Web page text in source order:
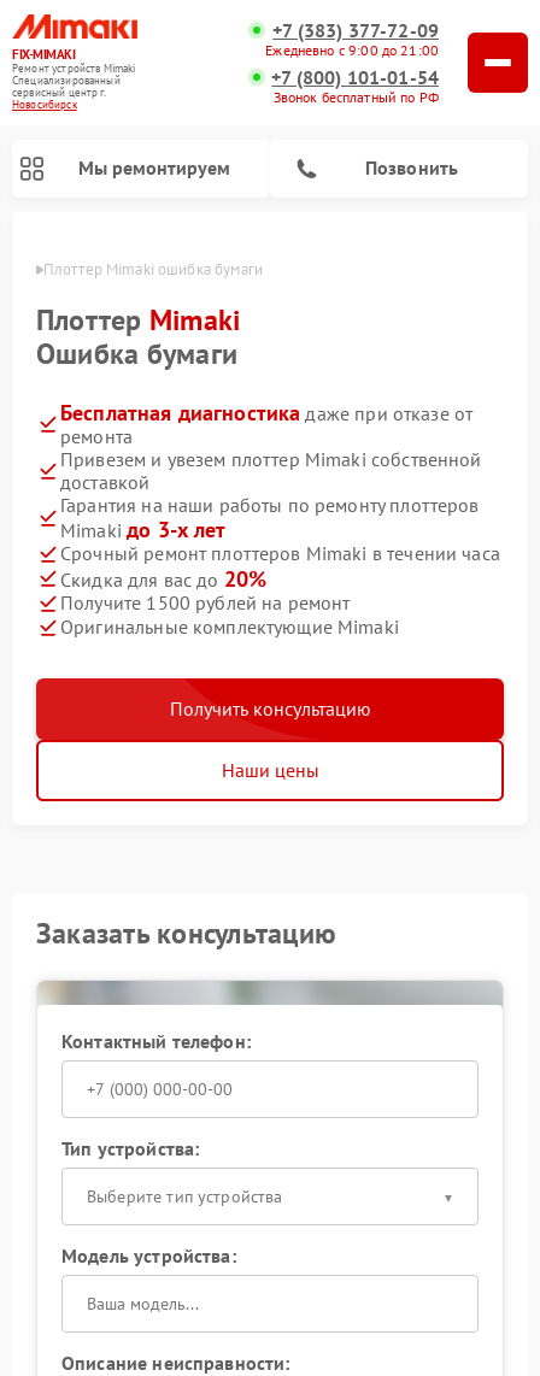
FIX-MIMAKI
Ремонт устройств Mimaki
Специализированный
cервисный центр г.
Новосибирск
+7 (383) 377-72-09
Ежедневно с 9:00 до 21:00
+7 (800) 101-01-54
Звонок бесплатный по РФ
Мы ремонтируем Позвонить
Плоттер Mimaki ошибка бумаги
Плоттер Mimaki
Ошибка бумаги
Бесплатная диагностика даже при отказе от
ремонта
Привезем и увезем плоттер Mimaki собственной
доставкой
Гарантия на наши работы по ремонту плоттеров
Mimakiдо 3-х лет
Срочный ремонт плоттеров Mimaki в течении часа
Скидка для вас до 20%
Получите 1500 рублей на ремонт
Оригинальные комплектующие Mimaki
Получить консультацию
Наши цены
Заказать консультацию
Контактный телефон:
Тип устройства:
Выберите тип устройства
Модель устройства:
Описание неисправности: